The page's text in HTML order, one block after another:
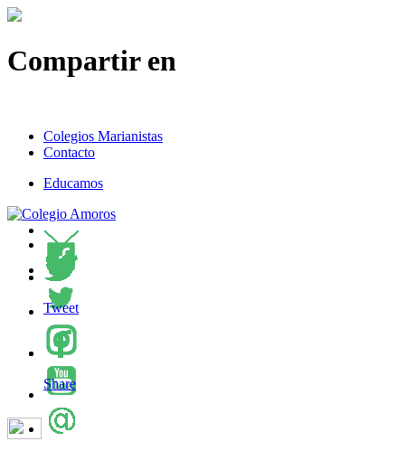
Compartir en
Tweet
Share
Colegios Marianistas
Contacto
Educamos